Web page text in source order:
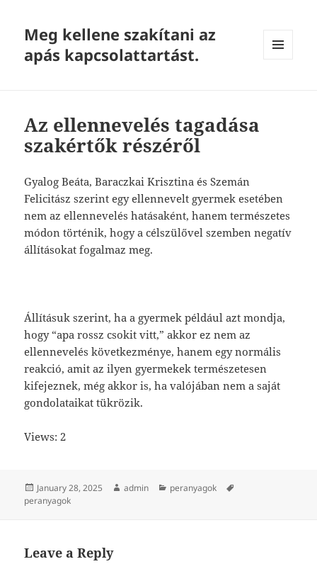
Meg kellene szakítani az
apás kapcsolattartást.
Az ellennevelés tagadása
szakértők részéről
Gyalog Beáta, Baraczkai Krisztina és Szemán
Felicitász szerint egy ellennevelt gyermek esetében
nem az ellennevelés hatásaként, hanem természetes
módon történik, hogy a célszülővel szemben negatív
állításokat fogalmaz meg.
Állításuk szerint, ha a gyermek például azt mondja,
hogy “apa rossz csokit vitt,” akkor ez nem az
ellennevelés következménye, hanem egy normális
reakció, amit az ilyen gyermekek természetesen
kifejeznek, még akkor is, ha valójában nem a saját
gondolataikat tükrözik.
Views: 2
Posted
on
January 28, 2025 Author
admin Categories
peranyagok
peranyagok
Leave a Reply